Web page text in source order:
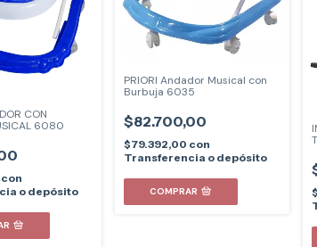
CON
6080
con
o depósito
PRIORI Andador Musical con
Burbuja 6035
$82.700,00
$79.392,00 con
Transferencia o depósito
COMPRAR